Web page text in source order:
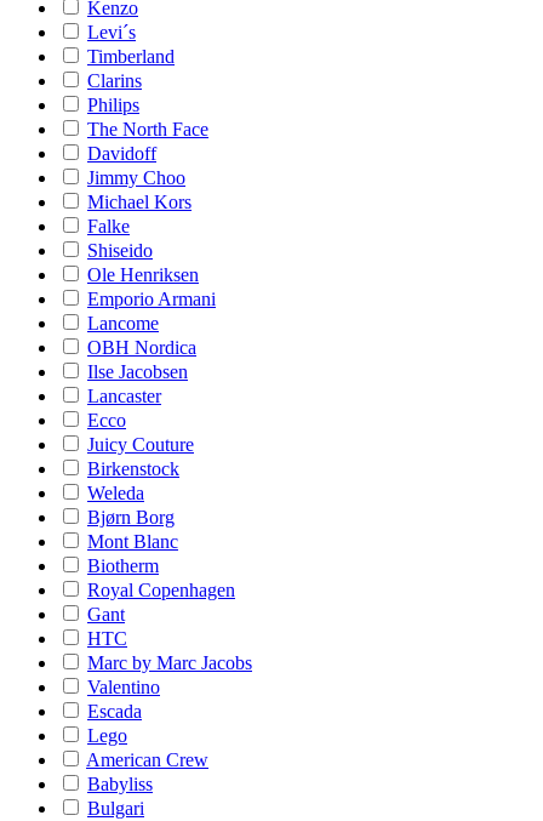
Kenzo
Levi´s
Timberland
Clarins
Philips
The North Face
Davidoff
Jimmy Choo
Michael Kors
Falke
Shiseido
Ole Henriksen
Emporio Armani
Lancome
OBH Nordica
Ilse Jacobsen
Lancaster
Ecco
Juicy Couture
Birkenstock
Weleda
Bjørn Borg
Mont Blanc
Biotherm
Royal Copenhagen
Gant
HTC
Marc by Marc Jacobs
Valentino
Escada
Lego
American Crew
Babyliss
Bulgari